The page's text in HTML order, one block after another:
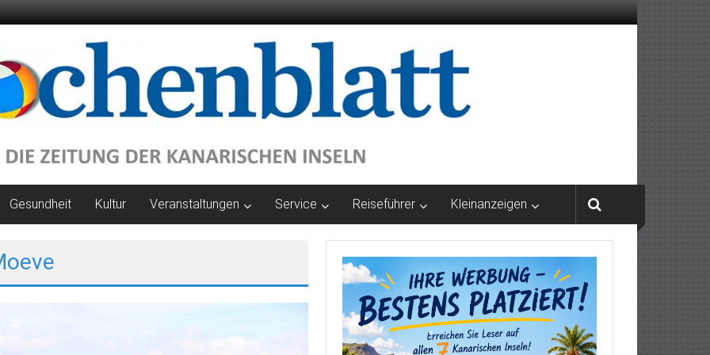
Gesundheit Kultur Veranstaltungen Service Reiseführer Kleinanzeigen